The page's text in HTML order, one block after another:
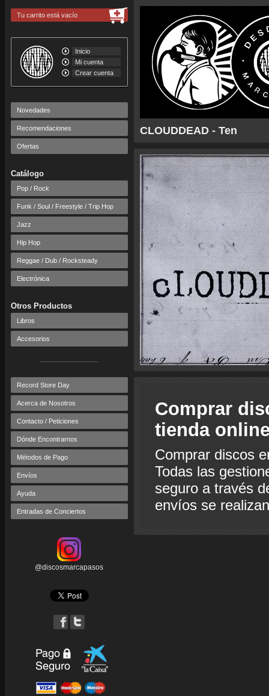
CLOUDDEAD - Ten
Tu carrito está vacío
Inicio
Mi cuenta
Crear cuenta
Novedades
Recomendaciones
Ofertas
Catálogo
Pop / Rock
Funk / Soul / Freestyle / Trip Hop
Jazz
Hip Hop
Reggae / Dub / Rocksteady
Electrónica
Otros Productos
Libros
Accesorios
Record Store Day
Acerca de Nosotros
Contacto / Peticiones
Dónde Encontrarnos
Métodos de Pago
Envíos
Ayuda
Entradas de Conciertos
@discosmarcapasos
Comprar
tienda
Comprar discos
Todas las
seguro a través
envíos se